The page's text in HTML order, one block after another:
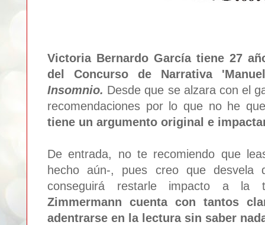
Victoria Bernardo García tiene 27
del Concurso de Narrativa
Insomnio. Desde que se alzara con el
recomendaciones por lo que no he
tiene un argumento original e
De entrada, no te recomiendo que
hecho aún-, pues creo que desvela
conseguirá restarle impacto a la
Zimmermann cuenta con tantos
adentrarse en la lectura sin saber